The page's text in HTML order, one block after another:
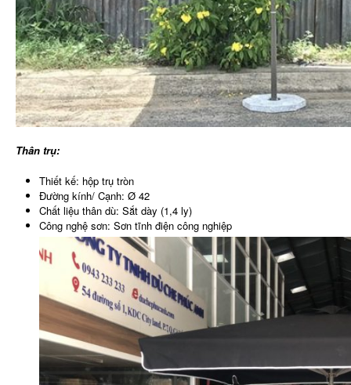
Thân trụ:
Thiết kế: hộp trụ tròn
Đường kính/ Cạnh: Ø 42
Chất liệu thân dù: Sắt dày (1,4 ly)
Công nghệ sơn: Sơn tĩnh điện công nghiệp